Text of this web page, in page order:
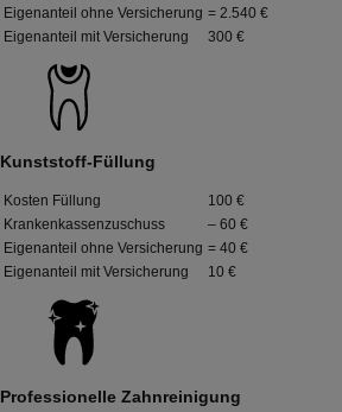
Eigenanteil ohne Versicherung = 2.540 €
Eigenanteil mit Versicherung
300 €
Kunststoff-Füllung
Kosten Füllung
100 €
Krankenkassenzuschuss
– 60 €
Eigenanteil ohne Versicherung = 40 €
Eigenanteil mit Versicherung
10 €
Professionelle Zahnreinigung